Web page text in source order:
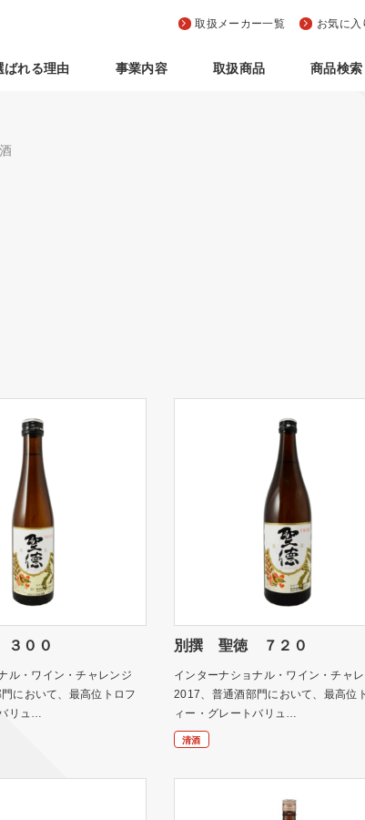
ばれる理由 事業内容 取扱商品 商品検索
取扱メーカー一覧 お気に入
００
ル・ワイン・チャレンジ
において、最高位トロフ
リュ…
別撰 聖徳 ７２０
インターナショナル・ワイン・チャ
2017、普通酒部門において、最高位
ィー・グレートバリュ…
清酒